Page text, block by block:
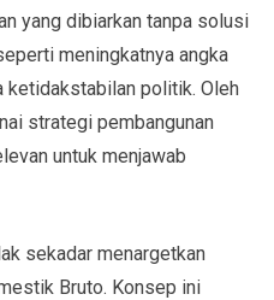
yang dibiarkan tanpa solusi
meningkatnya angka
ketidakstabilan politik. Oleh
strategi pembangunan
untuk menjawab
sekadar menargetkan
Bruto. Konsep ini